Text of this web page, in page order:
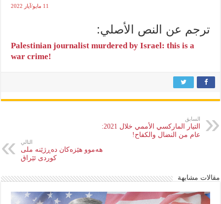
11 مايو/آيار 2022
ترجم عن النص الأصلي:
Palestinian journalist murdered by Israel: this is a
war crime!
السابق
التيار الماركسي الأممي خلال 2021:
عام من النضال والكفاح!
التالي
هەموو هێزەکان دەڕژێنە ملی
کوردی ئێراق
مقالات مشابهة